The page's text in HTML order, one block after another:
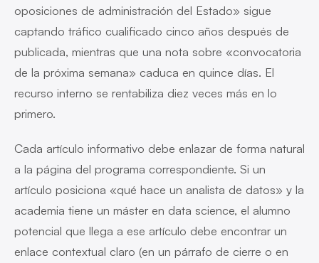
oposiciones de administración del Estado» sigue
captando tráfico cualificado cinco años después de
publicada, mientras que una nota sobre «convocatoria
de la próxima semana» caduca en quince días. El
recurso interno se rentabiliza diez veces más en lo
primero.
Cada artículo informativo debe enlazar de forma natural
a la página del programa correspondiente. Si un
artículo posiciona «qué hace un analista de datos» y la
academia tiene un máster en data science, el alumno
potencial que llega a ese artículo debe encontrar un
enlace contextual claro (en un párrafo de cierre o en